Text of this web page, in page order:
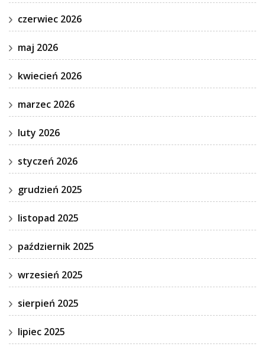
czerwiec 2026
maj 2026
kwiecień 2026
marzec 2026
luty 2026
styczeń 2026
grudzień 2025
listopad 2025
październik 2025
wrzesień 2025
sierpień 2025
lipiec 2025